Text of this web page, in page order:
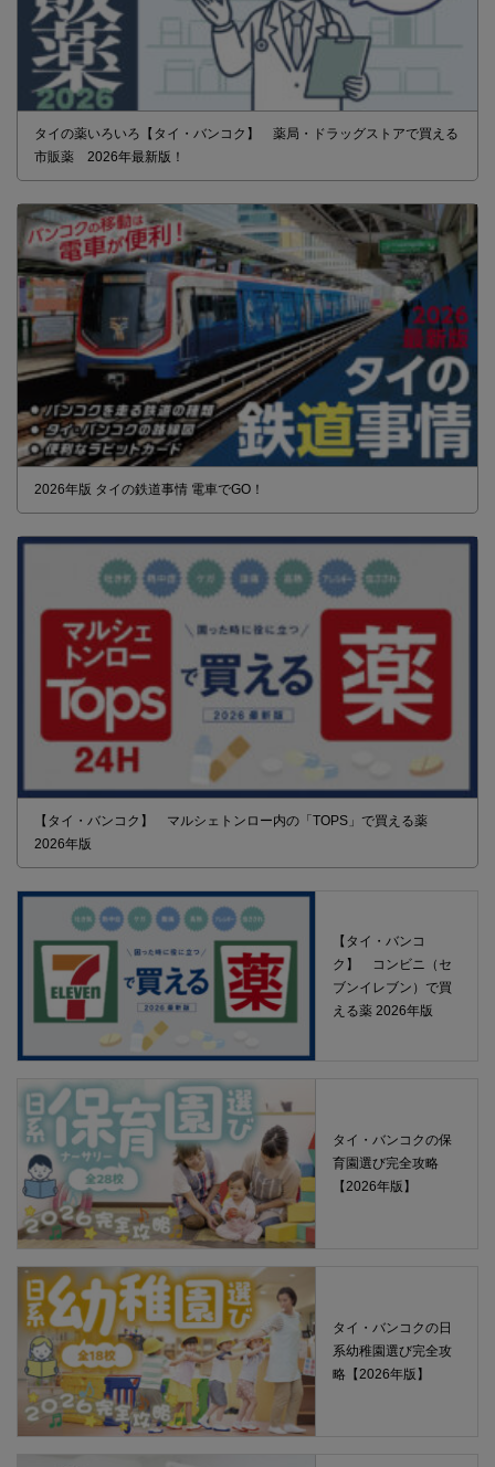
タイの薬いろいろ【タイ・バンコク】 薬局・ドラッグストアで買える
市販薬 2026年最新版！
2026年版 タイの鉄道事情 電車でGO！
【タイ・バンコク】 マルシェトンロー内の「TOPS」で買える薬
2026年版
【タイ・バンコ
ク】 コンビニ（セ
ブンイレブン）で買
える薬 2026年版
タイ・バンコクの保
育園選び完全攻略
【2026年版】
タイ・バンコクの日
系幼稚園選び完全攻
略【2026年版】